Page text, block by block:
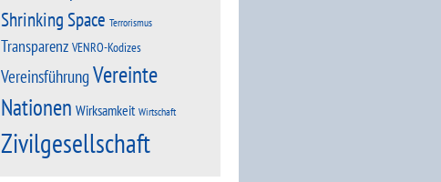
Shrinking Space Terrorismus
Transparenz VENRO-Kodizes
VereinsführungVereinte
Nationen Wirksamkeit Wirtschaft
Zivilgesellschaft